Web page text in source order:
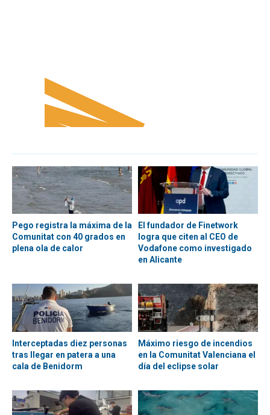
Pego registra la máxima de la
Comunitat con 40 grados en
plena ola de calor
El fundador de Finetwork
logra que citen al CEO de
Vodafone como investigado
en Alicante
Interceptadas diez personas
tras llegar en patera a una
cala de Benidorm
Máximo riesgo de incendios
en la Comunitat Valenciana el
día del eclipse solar